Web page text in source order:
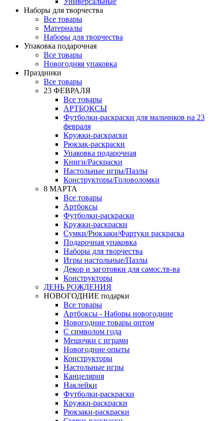
Наборы для творчества
Все товары
Материалы
Наборы для творчества
Упаковка подарочная
Все товары
Новогодняя упаковка
Праздники
Все товары
23 ФЕВРАЛЯ
Все товары
АРТБОКСЫ
Футболки-раскраски для мальчиков на 23
февраля
Кружки-раскраски
Рюкзак-раскраски
Упаковка подарочная
Книги/Раскраски
Настольные игры/Пазлы
Конструкторы/Головоломки
8 МАРТА
Все товары
Артбоксы
Футболки-раскраски
Кружки-раскраски
Сумки/Рюкзаки/Фартуки раскраска
Подарочная упаковка
Наборы для творчества
Игры настольные/Пазлы
Декор и заготовки для самос.тв-ва
Конструкторы
ДЕНЬ РОЖДЕНИЯ
НОВОГОДНИЕ подарки
Все товары
Артбоксы - Наборы новогодние
Новогодние товары оптом
С символом года
Мешочки с играми
Новогодние опыты
Конструкторы
Настольные игры
Канцелярия
Наклейки
Футболки-раскраски
Кружки-раскраски
Рюкзаки-раскраски